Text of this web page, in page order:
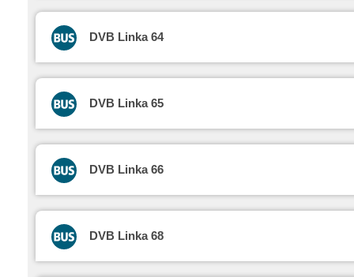
DVB Linka 64
DVB Linka 65
DVB Linka 66
DVB Linka 68